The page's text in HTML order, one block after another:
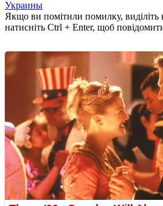
Украины
Якщо ви помітили помилку, виділіть
натисніть Ctrl + Enter, щоб